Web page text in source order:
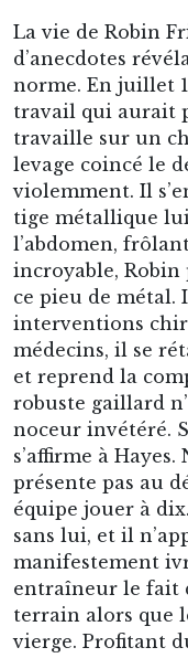
La vie de Robin
d’anecdotes
norme. En juillet
travail qui aurait
travaille sur un
levage coincé le
violemment. Il
tige métallique
l’abdomen,
incroyable, Robin
ce pieu de métal.
interventions
médecins, il se
et reprend la
robuste gaillard
noceur invétéré.
s’affirme à
présente pas au
équipe jouer à
sans lui, et il
manifestement
entraîneur le fait
terrain alors que
vierge. Profitant